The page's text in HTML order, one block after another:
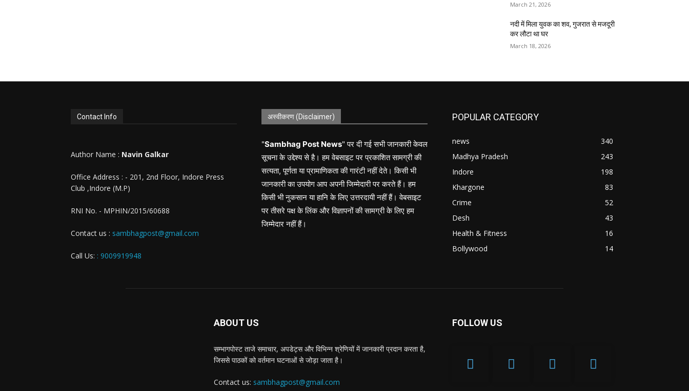
March 21, 2026
नदी में मिला युवक का शव, गुजरात से मजदूरी
कर लौटा था घर
March 18, 2026
Contact Info
Author Name : Navin Galkar
Office Address : - 201, 2nd Floor, Indore Press
Club ,Indore (M.P)
RNI No. - MPHIN/2015/60688
Contact us : sambhagpost@gmail.com
Call Us: : 9009919948
अस्वीकरण (Disclaimer)
"Sambhag Post News" पर दी गई सभी जानकारी केवल
सूचना के उद्देश्य से है। हम वेबसाइट पर प्रकाशित सामग्री की
सत्यता, पूर्णता या प्रामाणिकता की गारंटी नहीं देते। किसी भी
जानकारी का उपयोग आप अपनी जिम्मेदारी पर करते हैं। हम
किसी भी नुकसान या हानि के लिए उत्तरदायी नहीं हैं। वेबसाइट
पर तीसरे पक्ष के लिंक और विज्ञापनों की सामग्री के लिए हम
जिम्मेदार नहीं हैं।
POPULAR CATEGORY
news
340
Madhya Pradesh
243
Indore
198
Khargone
83
Crime
52
Desh
43
Health & Fitness
16
Bollywood
14
ABOUT US
सम्भागपोस्ट ताजे समाचार, अपडेट्स और विभिन्न श्रेणियों में जानकारी प्रदान करता है,
जिससे पाठकों को वर्तमान घटनाओं से जोड़ा जाता है।
Contact us: sambhagpost@gmail.com
FOLLOW US